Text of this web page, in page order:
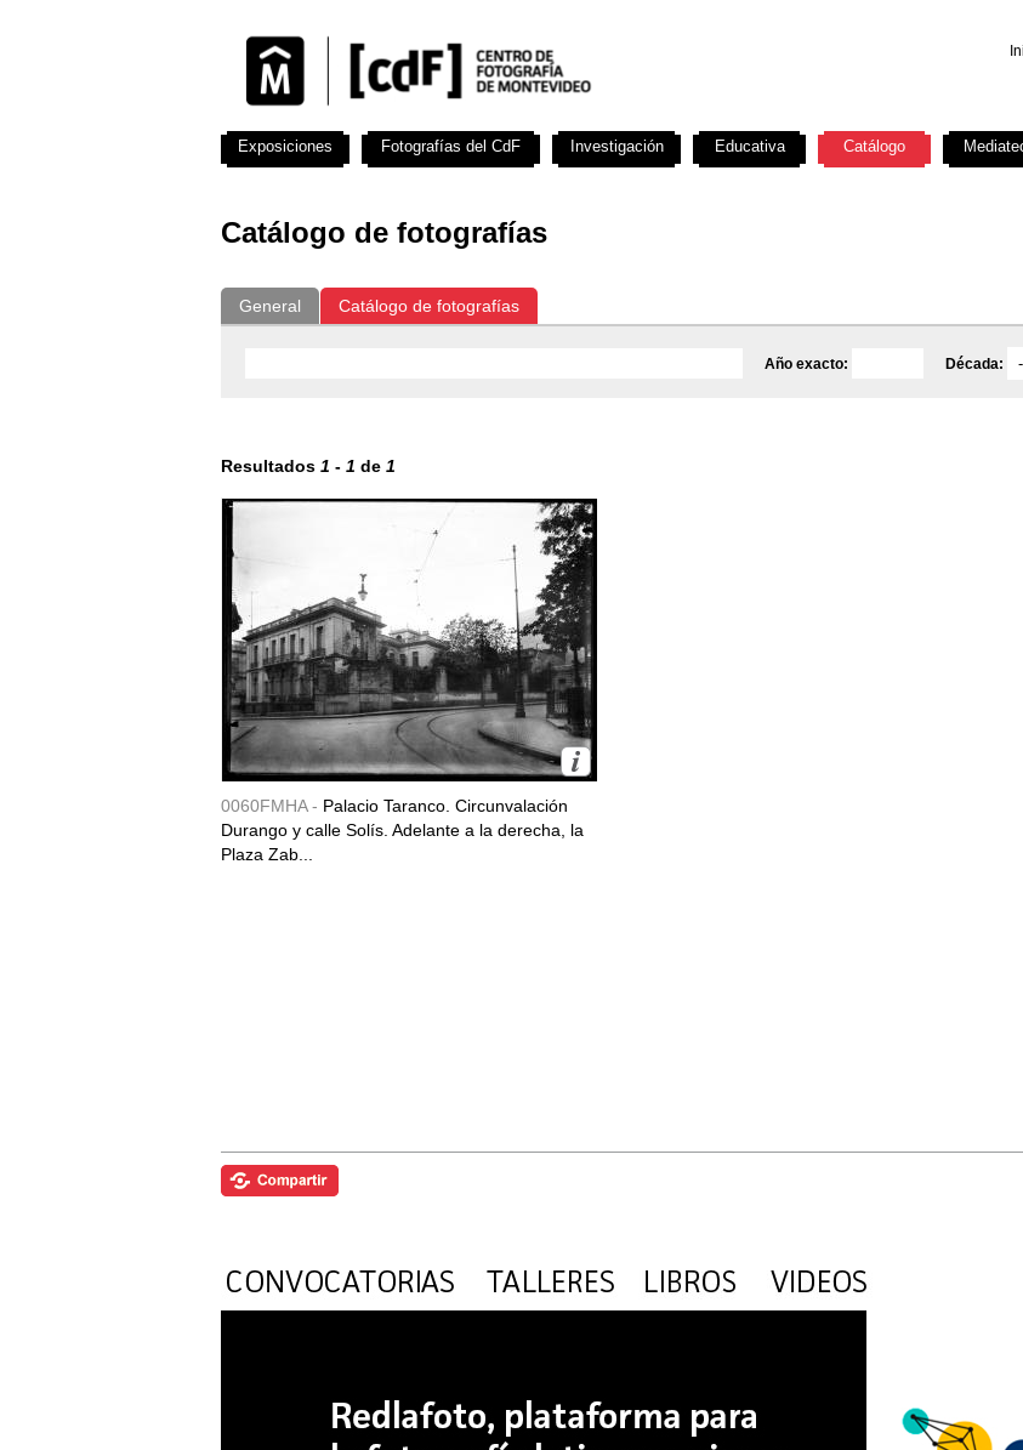
Catálogo de fotografías
General Catálogo de fotografías
Año exacto: Década:
Resultados 1 - 1 de 1
0060FMHA - Palacio Taranco. Circunvalación
Durango y calle Solís. Adelante a la derecha, la
Plaza Zab...
Exposiciones Fotografías del CdF Investigación Educativa Catálogo